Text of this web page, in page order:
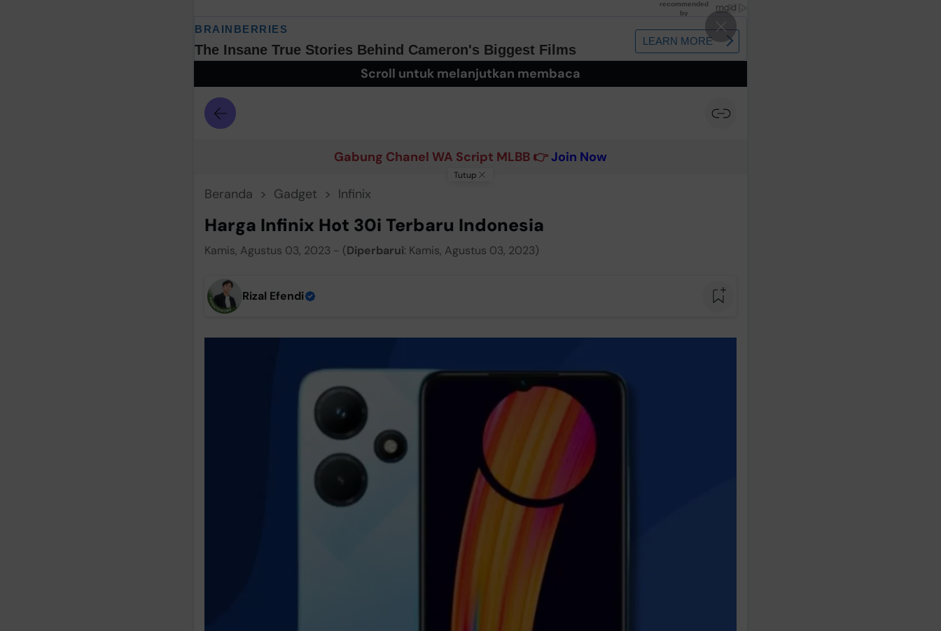
Scroll untuk melanjutkan membaca
Gabung Chanel WA Script MLBB 👉Join Now
Tutup
Beranda Gadget Infinix
Harga Infinix Hot 30i Terbaru Indonesia
Kamis, Agustus 03, 2023 - (Diperbarui: Kamis, Agustus 03, 2023)
Rizal Efendi